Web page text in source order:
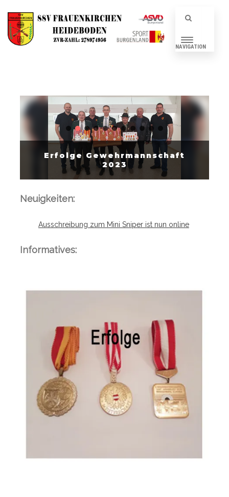
NAVIGATION
Erfolge Gewehrmannschaft
2023
Neuigkeiten:
Ausschreibung zum Mini Sniper ist nun online
Informatives: